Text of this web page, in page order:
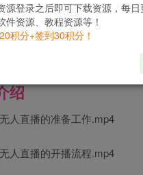
I love you for my life past.
绍
人直播的准备工作.mp4
人直播的开播流程.mp4
源登录之后即可下载资源，每
件资源、教程资源等！
积分+签到30积分！